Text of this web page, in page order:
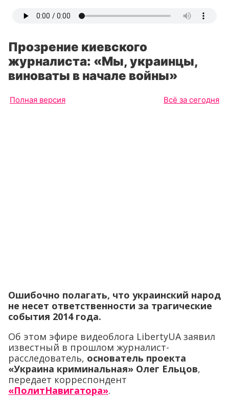
Прозрение киевского
журналиста: «Мы, украинцы,
виноваты в начале войны»
Полная версия Всё за сегодня
Ошибочно полагать, что украинский народ
не несет ответственности за трагические
события 2014 года.
Об этом эфире видеоблога LibertyUA заявил
известный в прошлом журналист-
расследователь, основатель проекта
«Украина криминальная» Олег Ельцов,
передает корреспондент
«ПолитНавигатора».